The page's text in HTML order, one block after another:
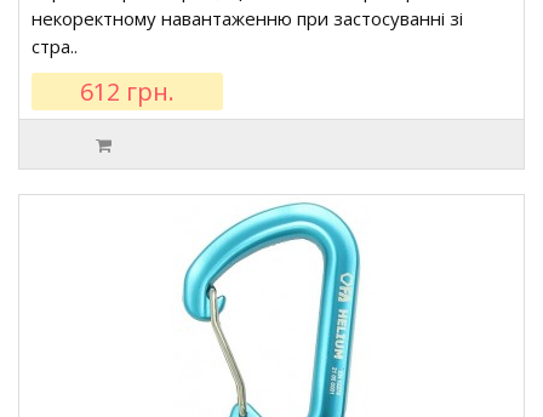
некоректному навантаженню при застосуванні зі
стра..
612 грн.